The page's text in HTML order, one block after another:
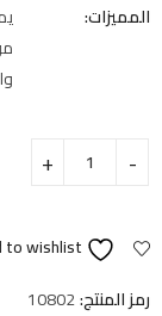
المميزات:
to wishlist
رمز المنتج:10802